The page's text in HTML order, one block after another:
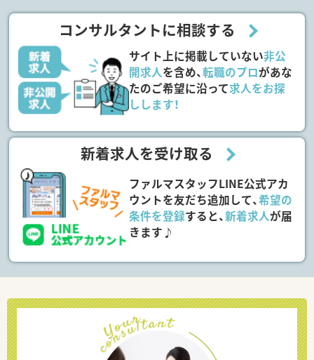
コンサルタントに相談する
サイト上に掲載していない非公
開求人を含め、転職のプロがあな
たのご希望に沿って求人をお探
しします！
新着求人を受け取る
ファルマスタッフLINE公式アカ
ウントを友だち追加して、希望の
条件を登録すると、新着求人が届
きます♪